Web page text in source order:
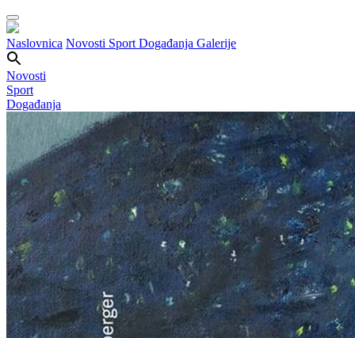
Naslovnica Novosti Sport Događanja Galerije
Novosti
Sport
Događanja